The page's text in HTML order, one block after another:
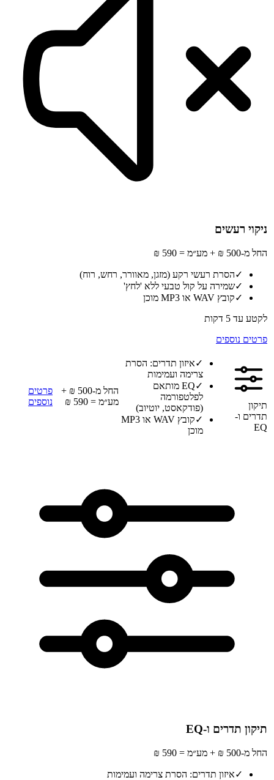
ניקוי רעשים
החל מ-500 ₪ + מע״מ = 590 ₪
✓הסרת רעשי רקע (מזגן, מאוורר, רחש, רוח)
✓שמירה על קול טבעי ללא 'לחץ'
✓קובץ WAV או MP3 מוכן
לקטע עד 5 דקות
פרטים נוספים
תיקון
תדרים ו-
EQ
✓איזון תדרים: הסרת
צרימה ועמימות
✓
EQ מותאם
לפלטפורמה
(פודקאסט, יוטיוב)
✓
קובץ WAV או MP3
מוכן
החל מ-500 ₪ +
מע״מ = 590 ₪
פרטים
נוספים
תיקון תדרים ו-EQ
החל מ-500 ₪ + מע״מ = 590 ₪
✓איזון תדרים: הסרת צרימה ועמימות